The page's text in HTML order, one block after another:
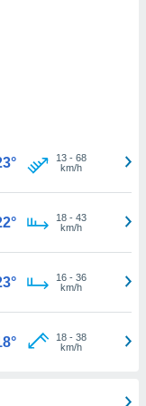
13- 68
km/h
18- 43
km/h
16- 36
km/h
18- 38
km/h